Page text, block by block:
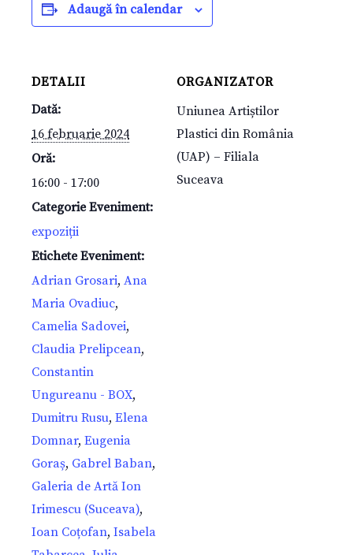
Adaugă în calendar
DETALII
Dată:
16 februarie 2024
Oră:
16:00 - 17:00
Categorie Eveniment:
expoziții
Etichete Eveniment:
Adrian Grosari, Ana
Maria Ovadiuc,
Camelia Sadovei,
Claudia Prelipcean,
Constantin
Ungureanu - BOX,
Dumitru Rusu, Elena
Domnar, Eugenia
Goraș, Gabrel Baban,
Galeria de Artă Ion
Irimescu (Suceava),
Ioan Coțofan, Isabela
ORGANIZATOR
Uniunea Artiștilor
Plastici din România
(UAP) – Filiala
Suceava